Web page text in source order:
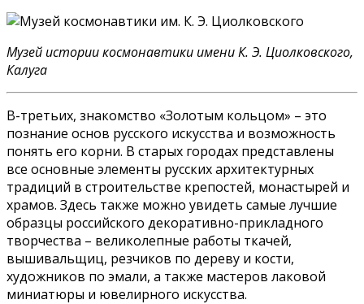
Музей истории космонавтики имени К. Э. Циолковского,
Калуга
В-третьих, знакомство «Золотым кольцом» – это
познание основ русского искусства и возможность
понять его корни. В старых городах представлены
все основные элементы русских архитектурных
традиций в строительстве крепостей, монастырей и
храмов. Здесь также можно увидеть самые лучшие
образцы российского декоративно-прикладного
творчества – великолепные работы ткачей,
вышивальщиц, резчиков по дереву и кости,
художников по эмали, а также мастеров лаковой
миниатюры и ювелирного искусства.